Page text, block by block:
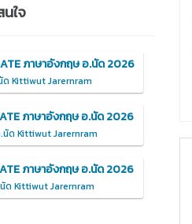
ใจ
ภาษาอังกฤษ อ.นัด 2026
ด Kittiwut Jarernram
ภาษาอังกฤษ อ.นัด 2026
นัด Kittiwut Jarernram
ภาษาอังกฤษ อ.นัด 2026
ด Kittiwut Jarernram